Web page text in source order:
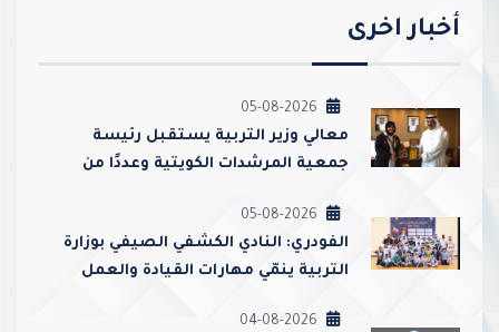
أخبار اخرى
05-08-2026
معالي وزير التربية يستقبل رئيسة
جمعية المرشدات الكويتية وعددًا من
05-08-2026
الفودري: النادي الكشفي الصيفي بوزارة
التربية ينمّي مهارات القيادة والعمل
04-08-2026